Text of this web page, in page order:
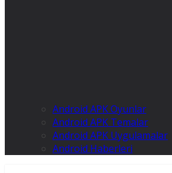
Android APK Oyunlar
Android APK Temalar
Android APK Uygulamalar
Android Haberleri